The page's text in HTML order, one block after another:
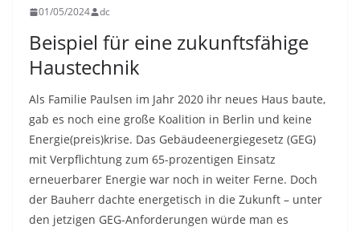
01/05/2024 dc
Beispiel für eine zukunftsfähige
Haustechnik
Als Familie Paulsen im Jahr 2020 ihr neues Haus baute,
gab es noch eine große Koalition in Berlin und keine
Energie(preis)krise. Das Gebäudeenergiegesetz (GEG)
mit Verpflichtung zum 65-prozentigen Einsatz
erneuerbarer Energie war noch in weiter Ferne. Doch
der Bauherr dachte energetisch in die Zukunft – unter
den jetzigen GEG-Anforderungen würde man es